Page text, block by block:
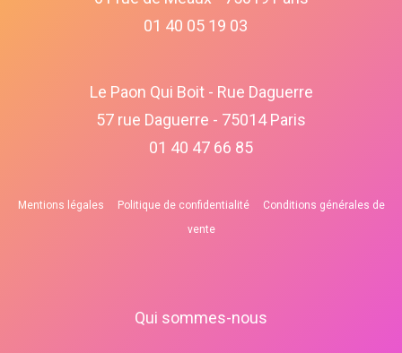
01 40 05 19 03
Le Paon Qui Boit - Rue Daguerre
57 rue Daguerre - 75014 Paris
01 40 47 66 85
Mentions légales Politique de confidentialité
Conditions générales de
vente
Qui sommes-nous